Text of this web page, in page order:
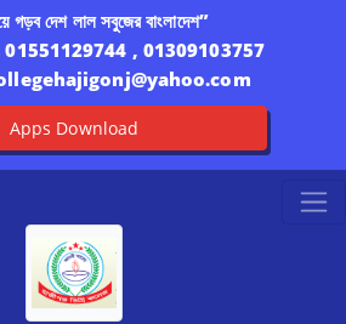
গড়ব দেশ লাল সবুজের বাংলাদেশ”
01551129744 , 01309103757
Apps Download